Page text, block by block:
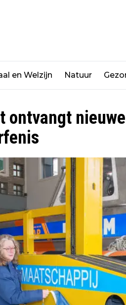
en Welzijn Natuur
ontvangt